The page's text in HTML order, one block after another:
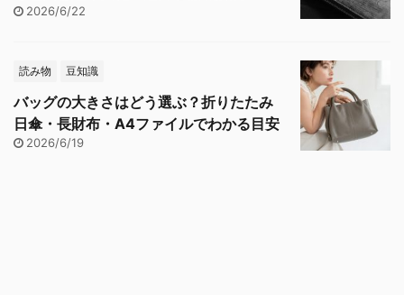
2026/6/22
読み物 豆知識
バッグの大きさはどう選ぶ？折りたたみ
日傘・長財布・A4ファイルでわかる目安
2026/6/19